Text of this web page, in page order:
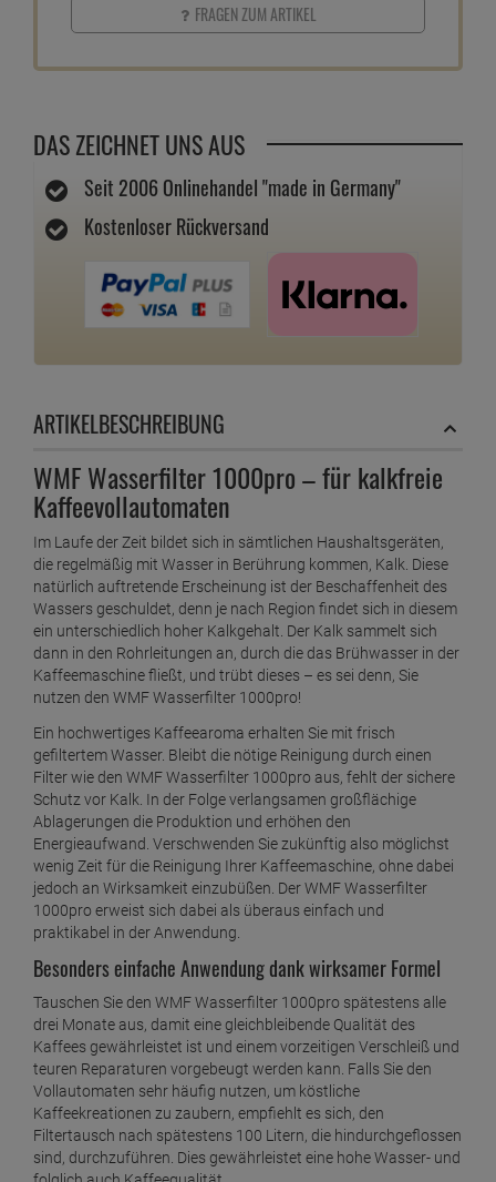
FRAGEN ZUM ARTIKEL
DAS ZEICHNET UNS AUS
Seit 2006 Onlinehandel "made in Germany"
Kostenloser Rückversand
ARTIKELBESCHREIBUNG
WMF Wasserfilter 1000pro – für kalkfreie
Kaffeevollautomaten
Im Laufe der Zeit bildet sich in sämtlichen Haushaltsgeräten,
die regelmäßig mit Wasser in Berührung kommen, Kalk. Diese
natürlich auftretende Erscheinung ist der Beschaffenheit des
Wassers geschuldet, denn je nach Region findet sich in diesem
ein unterschiedlich hoher Kalkgehalt. Der Kalk sammelt sich
dann in den Rohrleitungen an, durch die das Brühwasser in der
Kaffeemaschine fließt, und trübt dieses – es sei denn, Sie
nutzen den WMF Wasserfilter 1000pro!
Ein hochwertiges Kaffeearoma erhalten Sie mit frisch
gefiltertem Wasser. Bleibt die nötige Reinigung durch einen
Filter wie den WMF Wasserfilter 1000pro aus, fehlt der sichere
Schutz vor Kalk. In der Folge verlangsamen großflächige
Ablagerungen die Produktion und erhöhen den
Energieaufwand. Verschwenden Sie zukünftig also möglichst
wenig Zeit für die Reinigung Ihrer Kaffeemaschine, ohne dabei
jedoch an Wirksamkeit einzubüßen. Der WMF Wasserfilter
1000pro erweist sich dabei als überaus einfach und
praktikabel in der Anwendung.
Besonders einfache Anwendung dank wirksamer Formel
Tauschen Sie den WMF Wasserfilter 1000pro spätestens alle
drei Monate aus, damit eine gleichbleibende Qualität des
Kaffees gewährleistet ist und einem vorzeitigen Verschleiß und
teuren Reparaturen vorgebeugt werden kann. Falls Sie den
Vollautomaten sehr häufig nutzen, um köstliche
Kaffeekreationen zu zaubern, empfiehlt es sich, den
Filtertausch nach spätestens 100 Litern, die hindurchgeflossen
sind, durchzuführen. Dies gewährleistet eine hohe Wasser- und